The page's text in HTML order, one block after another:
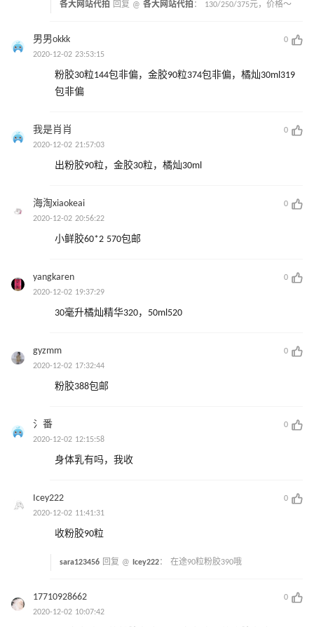
各大网站代拍 回复 @ 各大网站代拍 ： 130/250/375元，价格～
男男okkk
0
2020-12-02 23:53:15
粉胶30粒144包非偏，金胶90粒374包非偏，橘灿30ml319
包非偏
我是肖肖
0
2020-12-02 21:57:03
出粉胶90粒，金胶30粒，橘灿30ml
海淘xiaokeai
0
2020-12-02 20:56:22
小鲜胶60*2 570包邮
yangkaren
0
2020-12-02 19:37:29
30毫升橘灿精华320，50ml520
gyzmm
0
2020-12-02 17:32:44
粉胶388包邮
氵番
0
2020-12-02 12:15:58
身体乳有吗，我收
Icey222
0
2020-12-02 11:41:31
收粉胶90粒
sara123456 回复 @ Icey222： 在途90粒粉胶390哦
17710928662
0
2020-12-02 10:07:42